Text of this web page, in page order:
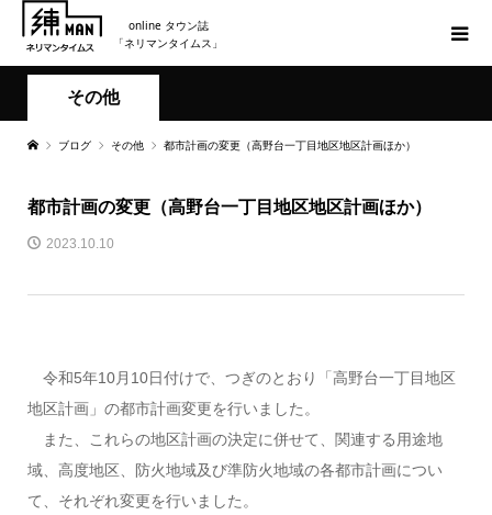
online タウン誌
「ネリマンタイムス」
その他
ブログ その他 都市計画の変更（高野台一丁目地区地区計画ほか）
都市計画の変更（高野台一丁目地区地区計画ほか）
2023.10.10
令和5年10月10日付けで、つぎのとおり「高野台一丁目地区
地区計画」の都市計画変更を行いました。
また、これらの地区計画の決定に併せて、関連する用途地
域、高度地区、防火地域及び準防火地域の各都市計画につい
て、それぞれ変更を行いました。